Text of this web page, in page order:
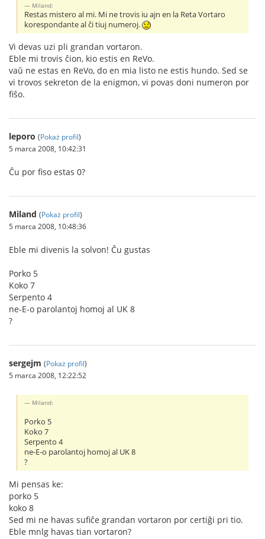
Miland:
Restas mistero al mi. Mi ne trovis iu ajn en la Reta Vortaro
korespondante al ĉi tiuj numeroj.
Vi devas uzi pli grandan vortaron.
Eble mi trovis ĉion, kio estis en ReVo.
vaŭ ne estas en ReVo, do en mia listo ne estis hundo. Sed se
vi trovos sekreton de la enigmon, vi povas doni numeron por
fiŝo.
leporo (Pokaż profil)
5 marca 2008, 10:42:31
Ĉu por fiso estas 0?
Miland (Pokaż profil)
5 marca 2008, 10:48:36
Eble mi divenis la solvon! Ĉu gustas
Porko 5
Koko 7
Serpento 4
ne-E-o parolantoj homoj al UK 8
?
sergejm (Pokaż profil)
5 marca 2008, 12:22:52
Miland:
Porko 5
Koko 7
Serpento 4
ne-E-o parolantoj homoj al UK 8
?
Mi pensas ke:
porko 5
koko 8
Sed mi ne havas sufiĉe grandan vortaron por certiĝi pri tio.
Eble mnlg havas tian vortaron?